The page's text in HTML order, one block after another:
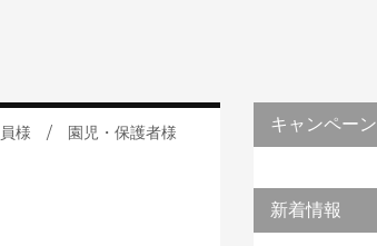
様 / 園児・保護者様 キャンペーン
新着情報